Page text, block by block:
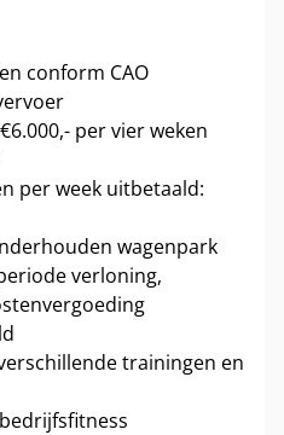
conform CAO
per vier weken
per week uitbetaald:
wagenpark
verloning,
trainingen en